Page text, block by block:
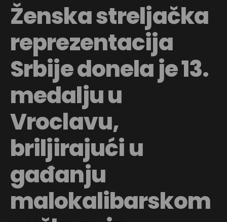
Ženska streljačka
reprezentacija
Srbije donela je 13.
medalju u
Vroclavu,
briljirajući u
gađanju
malokalibarskom